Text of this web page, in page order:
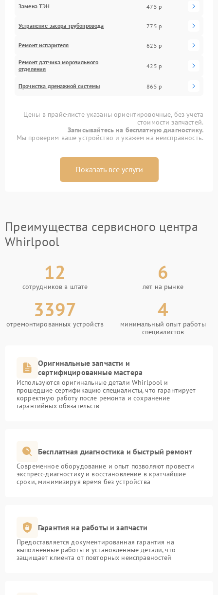
Замена ТЭН 475 р
Устранение засора трубопровода 775 р
Ремонт испарителя 625 р
Ремонт датчика морозильного
отделения
425 р
Прочистка дренажной системы 865 р
Цены в прайс-листе указаны ориентировочные, без учета
стоимости запчастей.
Записывайтесь на бесплатную диагностику.
Мы проверим ваше устройство и укажем на неисправность.
Показать все услуги
Преимущества сервисного центра
Whirlpool
12
сотрудников в штате
6
лет на рынке
3397
отремонтированных устройств
4
минимальный опыт работы
специалистов
Оригинальные запчасти и
сертифицированные мастера
Используются оригинальные детали Whirlpool и
прошедшие сертификацию специалисты, что гарантирует
корректную работу после ремонта и сохранение
гарантийных обязательств
Бесплатная диагностика и быстрый ремонт
Современное оборудование и опыт позволяют провести
экспресс-диагностику и восстановление в кратчайшие
сроки, минимизируя время без устройства
Гарантия на работы и запчасти
Предоставляется документированная гарантия на
выполненные работы и установленные детали, что
защищает клиента от повторных неисправностей